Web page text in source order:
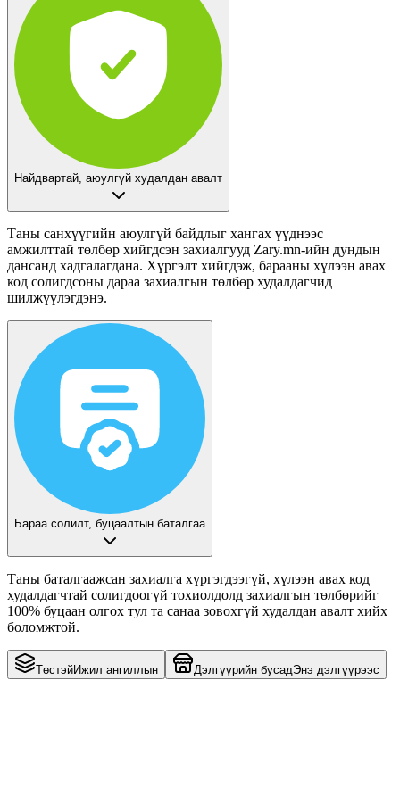
Найдвартай, аюулгүй худалдан авалт
Таны санхүүгийн аюулгүй байдлыг хангах үүднээс
амжилттай төлбөр хийгдсэн захиалгууд Zary.mn-ийн дундын
дансанд хадгалагдана. Хүргэлт хийгдэж, барааны хүлээн авах
код солигдсоны дараа захиалгын төлбөр худалдагчид
шилжүүлэгдэнэ.
Бараа солилт, буцаалтын баталгаа
Таны баталгаажсан захиалга хүргэгдээгүй, хүлээн авах код
худалдагчтай солигдоогүй тохиолдолд захиалгын төлбөрийг
100% буцаан олгох тул та санаа зовохгүй худалдан авалт хийх
боломжтой.
ТөстэйИжил ангиллын Дэлгүүрийн бусадЭнэ дэлгүүрээс